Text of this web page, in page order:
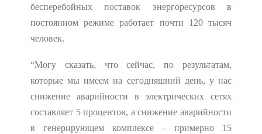
бесперебойных поставок энергоресурсов в
постоянном режиме работает почти 120 тысяч
человек.
“Могу сказать, что сейчас, по результатам,
которые мы имеем на сегодняшний день, у нас
снижение аварийности в электрических сетях
составляет 5 процентов, а снижение аварийности
в генерирующем комплексе – примерно 15